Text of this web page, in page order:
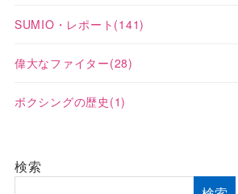
SUMIO・レポート (141)
偉大なファイター(28)
ボクシングの歴史 (1)
検索